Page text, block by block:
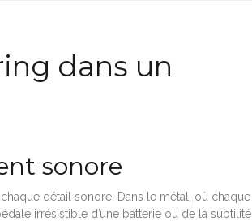
dans un
sonore
détail sonore. Dans le métal, où chaque
irrésistible d’une batterie ou de la subtilité